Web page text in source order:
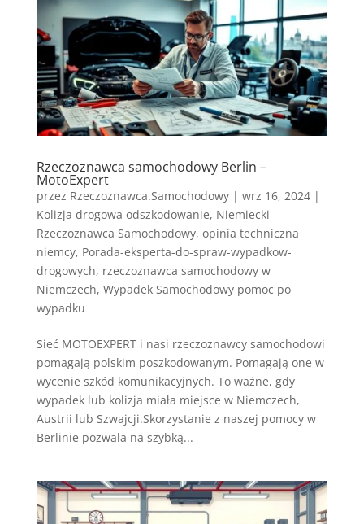
Rzeczoznawca samochodowy Berlin –
MotoExpert
przez Rzeczoznawca.Samochodowy| wrz 16, 2024|
Kolizja drogowa odszkodowanie, Niemiecki
Rzeczoznawca Samochodowy, opinia techniczna
niemcy, Porada-eksperta-do-spraw-wypadkow-
drogowych, rzeczoznawca samochodowy w
Niemczech, Wypadek Samochodowy pomoc po
wypadku
Sieć MOTOEXPERT i nasi rzeczoznawcy samochodowi
pomagają polskim poszkodowanym. Pomagają one w
wycenie szkód komunikacyjnych. To ważne, gdy
wypadek lub kolizja miała miejsce w Niemczech,
Austrii lub Szwajcji.Skorzystanie z naszej pomocy w
Berlinie pozwala na szybką...